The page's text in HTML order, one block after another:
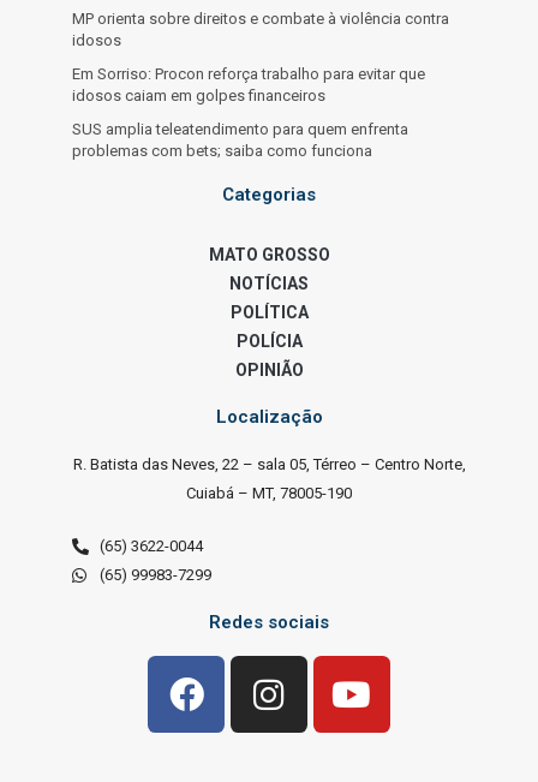
MP orienta sobre direitos e combate à violência contra
idosos
Em Sorriso: Procon reforça trabalho para evitar que
idosos caiam em golpes financeiros
SUS amplia teleatendimento para quem enfrenta
problemas com bets; saiba como funciona
Categorias
MATO GROSSO
NOTÍCIAS
POLÍTICA
POLÍCIA
OPINIÃO
Localização
R. Batista das Neves, 22 – sala 05, Térreo – Centro Norte,
Cuiabá – MT, 78005-190
(65) 3622-0044
(65) 99983-7299
Redes sociais